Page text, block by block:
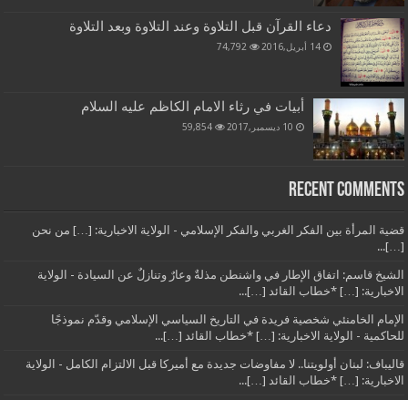
دعاء القرآن قبل التلاوة وعند التلاوة وبعد التلاوة
14 أبريل,2016 74,792
أبيات في رثاء الامام الكاظم عليه السلام
10 ديسمبر,2017 59,854
Recent Comments
قضية المرأة بين الفكر الغربي والفكر الإسلامي - الولاية الاخبارية: […] من نحن
[…]...
الشيخ قاسم: اتفاق الإطار في واشنطن مذلةٌ وعارٌ وتنازلٌ عن السيادة - الولاية
الاخبارية: […] *خطاب القائد […]...
الإمام الخامنئي شخصية فريدة في التاريخ السياسي الإسلامي وقدّم نموذجًا
للحاكمية - الولاية الاخبارية: […] *خطاب القائد […]...
قاليباف: لبنان أولويتنا.. لا مفاوضات جديدة مع أميركا قبل الالتزام الكامل - الولاية
الاخبارية: […] *خطاب القائد […]...